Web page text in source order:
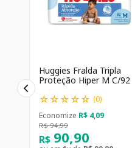
Huggies Fralda Tripla
Proteção Hiper M C/92
☆☆☆☆☆ (0)
Economize R$ 4,09
R$ 94,99
R$ 90,90